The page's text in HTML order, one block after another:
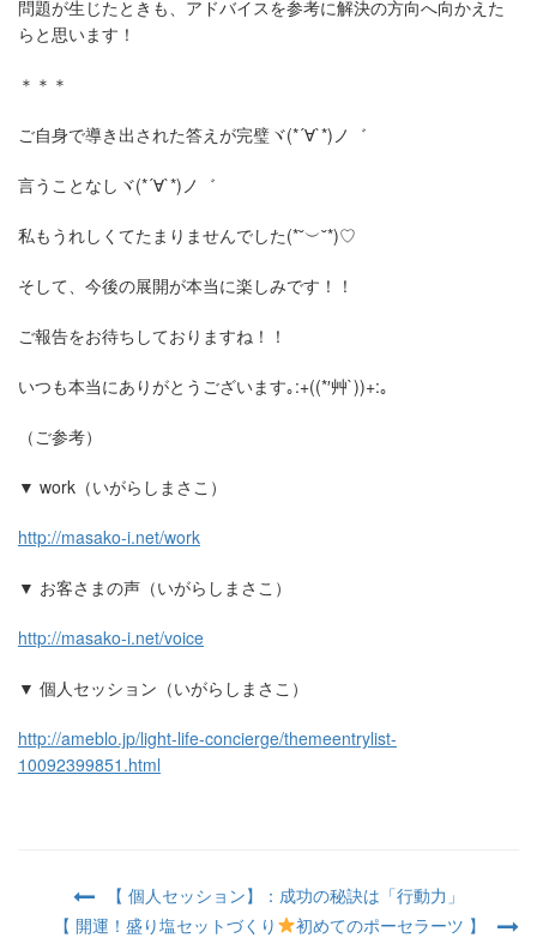
問題が生じたときも、アドバイスを参考に解決の方向へ向かえた
らと思います！
＊＊＊
ご自身で導き出された答えが完璧 ヾ(*´∀`*)ノ゛
言うことなしヾ(*´∀`*)ノ゛
私もうれしくてたまりませんでした(*˘︶˘*)♡
そして、今後の展開が本当に楽しみです！！
ご報告をお待ちしておりますね！！
いつも本当にありがとうございます｡:+((*′艸`))+:｡
（ご参考）
▼ work （いがらしまさこ）
http://masako-i.net/work
▼ お客さまの声（いがらしまさこ）
http://masako-i.net/voice
▼ 個人セッション（いがらしまさこ）
http://ameblo.jp/light-life-concierge/themeentrylist-
10092399851.html
【 個人セッション】：成功の秘訣は「行動力」
【 開運！盛り塩セットづくり
初めてのポーセラーツ 】